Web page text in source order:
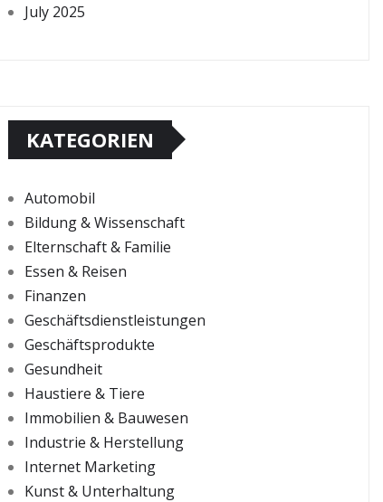
July 2025
KATEGORIEN
Automobil
Bildung & Wissenschaft
Elternschaft & Familie
Essen & Reisen
Finanzen
Geschäftsdienstleistungen
Geschäftsprodukte
Gesundheit
Haustiere & Tiere
Immobilien & Bauwesen
Industrie & Herstellung
Internet Marketing
Kunst & Unterhaltung